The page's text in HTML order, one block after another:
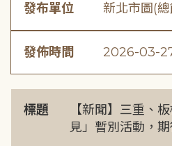
發布單位 新北市圖(總
發佈時間 2026-03-
標題
【新聞】三重、
見」暫別活動，